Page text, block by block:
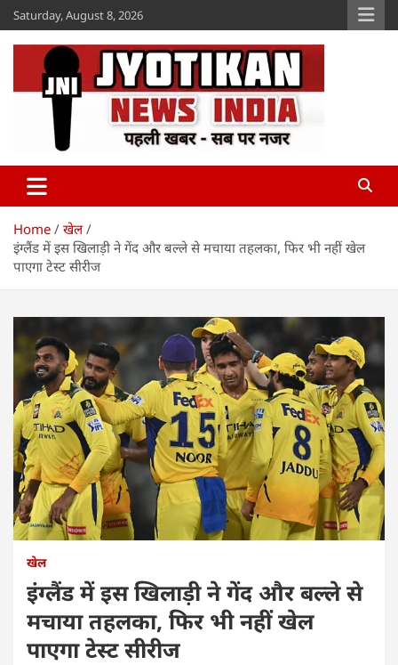
Skip
to
content
Saturday, August 8, 2026
Jyotikan
Home
खेल
इंग्लैंड में इस खिलाड़ी ने गेंद और बल्ले से मचाया तहलका, फिर भी नहीं खेल
पाएगा टेस्ट सीरीज
खेल
इंग्लैंड में इस खिलाड़ी ने गेंद और बल्ले से
मचाया तहलका, फिर भी नहीं खेल
पाएगा टेस्ट सीरीज